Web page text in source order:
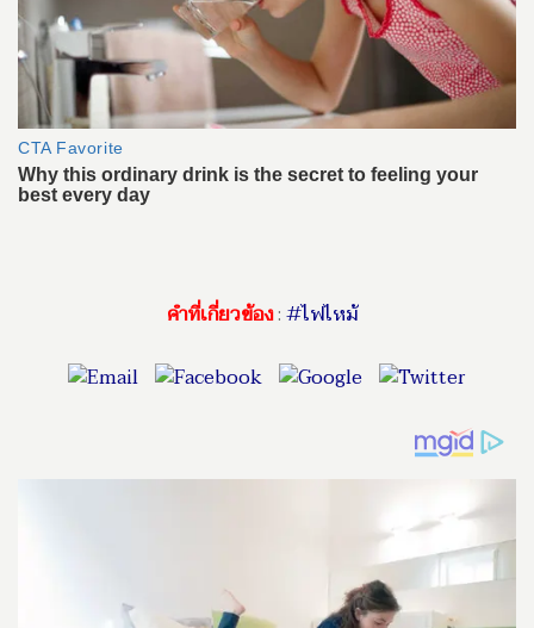
คำที่เกี่ยวข้อง:#ไฟไหม้